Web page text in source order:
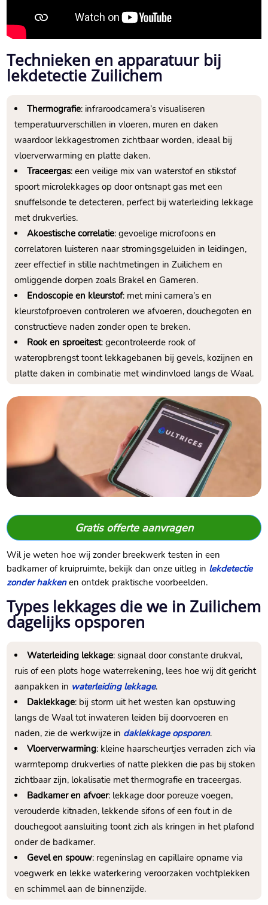
Technieken en apparatuur bij
lekdetectie Zuilichem
Thermografie: infraroodcamera’s visualiseren
temperatuurverschillen in vloeren, muren en daken
waardoor lekkagestromen zichtbaar worden, ideaal bij
vloerverwarming en platte daken.
Traceergas: een veilige mix van waterstof en stikstof
spoort microlekkages op door ontsnapt gas met een
snuffelsonde te detecteren, perfect bij waterleiding lekkage
met drukverlies.
Akoestische correlatie: gevoelige microfoons en
correlatoren luisteren naar stromingsgeluiden in leidingen,
zeer effectief in stille nachtmetingen in Zuilichem en
omliggende dorpen zoals Brakel en Gameren.
Endoscopie en kleurstof: met mini camera’s en
kleurstofproeven controleren we afvoeren, douchegoten en
constructieve naden zonder open te breken.
Rook en sproeitest: gecontroleerde rook of
wateropbrengst toont lekkagebanen bij gevels, kozijnen en
platte daken in combinatie met windinvloed langs de Waal.
Gratis offerte aanvragen
Wil je weten hoe wij zonder breekwerk testen in een
badkamer of kruipruimte, bekijk dan onze uitleg in lekdetectie
zonder hakkenen ontdek praktische voorbeelden.
Types lekkages die we in Zuilichem
dagelijks opsporen
Waterleiding lekkage: signaal door constante drukval,
ruis of een plots hoge waterrekening, lees hoe wij dit gericht
aanpakken in waterleiding lekkage.
Daklekkage: bij storm uit het westen kan opstuwing
langs de Waal tot inwateren leiden bij doorvoeren en
naden, zie de werkwijze in daklekkage opsporen.
Vloerverwarming: kleine haarscheurtjes verraden zich via
warmtepomp drukverlies of natte plekken die pas bij stoken
zichtbaar zijn, lokalisatie met thermografie en traceergas.
Badkamer en afvoer: lekkage door poreuze voegen,
verouderde kitnaden, lekkende sifons of een fout in de
douchegoot aansluiting toont zich als kringen in het plafond
onder de badkamer.
Gevel en spouw: regeninslag en capillaire opname via
voegwerk en lekke waterkering veroorzaken vochtplekken
en schimmel aan de binnenzijde.